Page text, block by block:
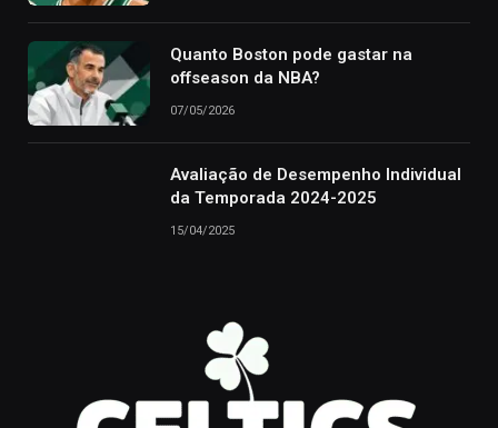
Quanto Boston pode gastar na
offseason da NBA?
07/05/2026
Avaliação de Desempenho Individual
da Temporada 2024-2025
15/04/2025